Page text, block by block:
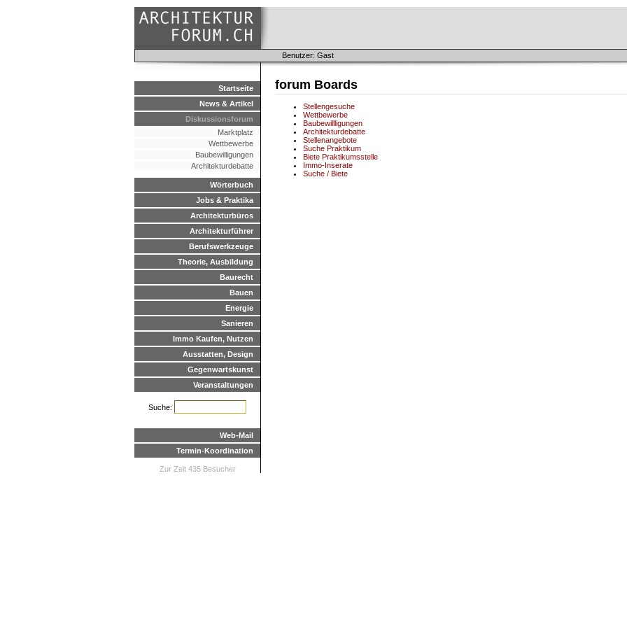
Benutzer: Gast
Startseite
News & Artikel
Diskussionsforum
Marktplatz
Wettbewerbe
Baubewilligungen
Architekturdebatte
Wörterbuch
Jobs & Praktika
Architekturbüros
Architekturführer
Berufswerkzeuge
Theorie, Ausbildung
Baurecht
Bauen
Energie
Sanieren
Immo Kaufen, Nutzen
Ausstatten, Design
Gegenwartskunst
Veranstaltungen
Suche:
Web-Mail
Termin-Koordination
Zur Zeit 435 Besucher
forum Boards
Stellengesuche
Wettbewerbe
Baubewillligungen
Architekturdebatte
Stellenangebote
Suche Praktikum
Biete Praktikumsstelle
Immo-Inserate
Suche / Biete